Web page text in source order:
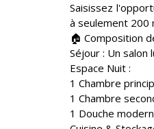
Saisissez
à seulement 200
🏠 Composition
Séjour : Un salon
Espace Nuit :
1 Chambre
1 Chambre
1 Douche